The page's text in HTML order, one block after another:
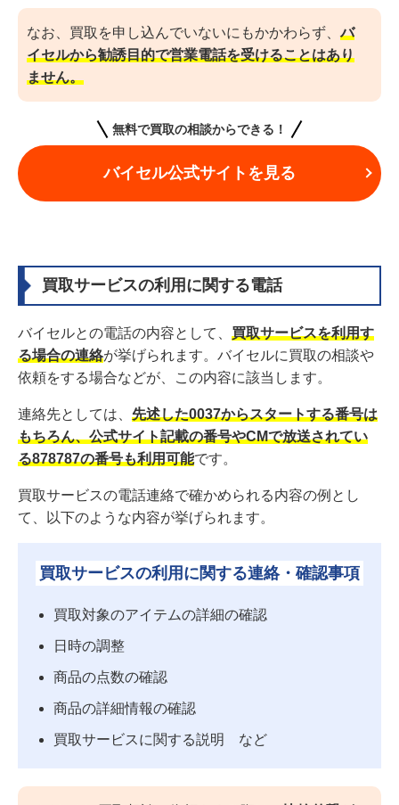
なお、買取を申し込んでいないにもかかわらず、バ
イセルから勧誘目的で営業電話を受けることはあり
ません。
無料で買取の相談からできる！
バイセル公式サイトを見る
買取サービスの利用に関する電話
バイセルとの電話の内容として、 買取サービスを利用す
る場合の連絡が挙げられます。バイセルに買取の相談や
依頼をする場合などが、この内容に該当します。
連絡先としては、 先述した0037からスタートする番号は
もちろん、公式サイト記載の番号やCMで放送されてい
る878787の番号も利用可能です。
買取サービスの電話連絡で確かめられる内容の例とし
て、以下のような内容が挙げられます。
買取サービスの利用に関する連絡・確認事項
買取対象のアイテムの詳細の確認
日時の調整
商品の点数の確認
商品の詳細情報の確認
買取サービスに関する説明 など